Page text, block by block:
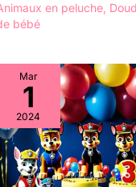
en peluche
bébé
Mar
1
2024